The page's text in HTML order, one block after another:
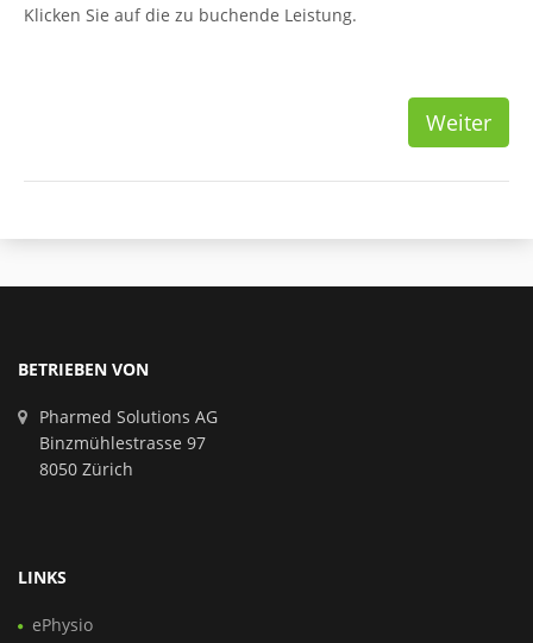
Klicken Sie auf die zu buchende Leistung.
Weiter
BETRIEBEN VON
Pharmed Solutions AG
Binzmühlestrasse 97
8050 Zürich
LINKS
ePhysio